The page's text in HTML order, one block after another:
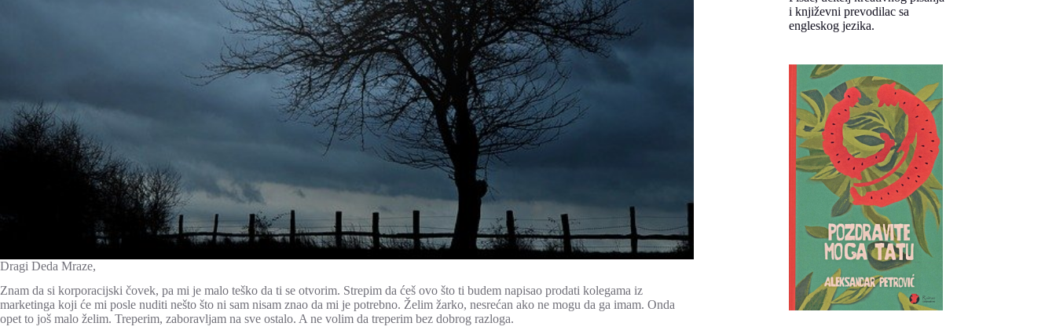
Dragi Deda Mraze,
Znam da si korporacijski čovek, pa mi je malo teško da ti se otvorim. Strepim da ćeš ovo što ti budem napisao prodati kolegama iz
marketinga koji će mi posle nuditi nešto što ni sam nisam znao da mi je potrebno. Želim žarko, nesrećan ako ne mogu da ga imam. Onda
opet to još malo želim. Treperim, zaboravljam na sve ostalo. A ne volim da treperim bez dobrog razloga.
i književni prevodilac sa
engleskog jezika.